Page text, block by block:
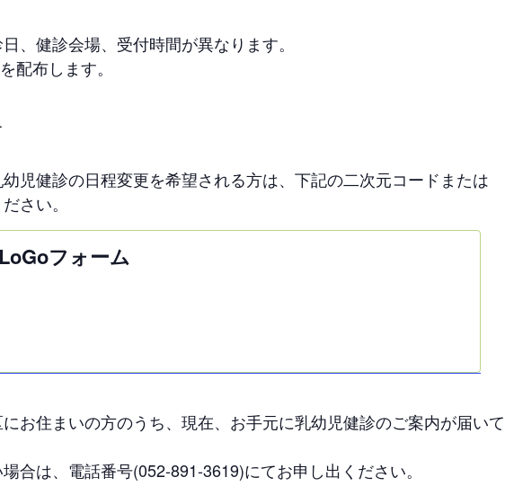
、健診会場、受付時間が異なります。
配布します。
児健診の日程変更を希望される方は、下記の二次元コードまたは
さい。
LoGoフォーム
お住まいの方のうち、現在、お手元に乳幼児健診のご案内が届いて
合は、電話番号(052-891-3619)にてお申し出ください。